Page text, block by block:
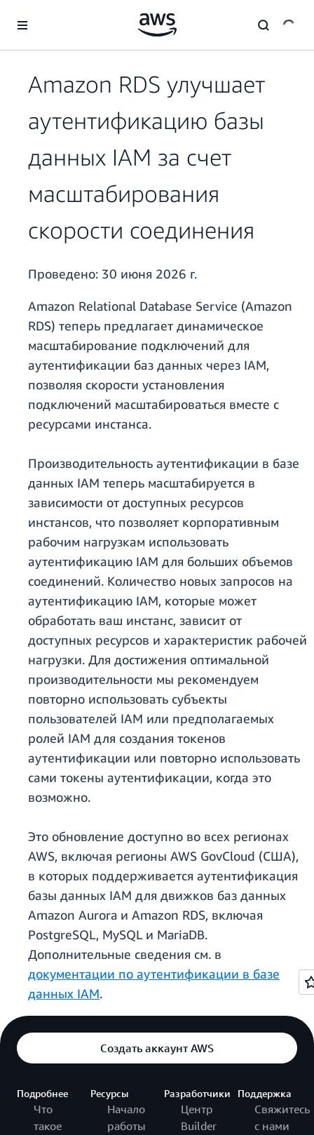
Перейти к главному контенту
Amazon RDS улучшает
аутентификацию базы
данных IAM за счет
масштабирования
скорости соединения
Проведено: 30 июня 2026 г.
Amazon Relational Database Service (Amazon
RDS) теперь предлагает динамическое
масштабирование подключений для
аутентификации баз данных через IAM,
позволяя скорости установления
подключений масштабироваться вместе с
ресурсами инстанса.
Производительность аутентификации в базе
данных IAM теперь масштабируется в
зависимости от доступных ресурсов
инстансов, что позволяет корпоративным
рабочим нагрузкам использовать
аутентификацию IAM для больших объемов
соединений. Количество новых запросов на
аутентификацию IAM, которые может
обработать ваш инстанс, зависит от
доступных ресурсов и характеристик рабочей
нагрузки. Для достижения оптимальной
производительности мы рекомендуем
повторно использовать субъекты
пользователей IAM или предполагаемых
ролей IAM для создания токенов
аутентификации или повторно использовать
сами токены аутентификации, когда это
возможно.
Это обновление доступно во всех регионах
AWS, включая регионы AWS GovCloud (США),
в которых поддерживается аутентификация
базы данных IAM для движков баз данных
Amazon Aurora и Amazon RDS, включая
PostgreSQL, MySQL и MariaDB.
Дополнительные сведения см. в
документации по аутентификации в базе
данных IAM.
Создать аккаунт AWS
Подробнее
Что
такое
Ресурсы
Начало
работы
Разработчики
Центр
Builder
Поддержка
Свяжитесь
с нами